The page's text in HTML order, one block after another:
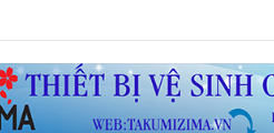
thông điệp thiết thực về an toàn số